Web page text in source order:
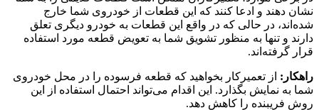
نشان دهند و ادعا کنند که این قطعات از خودروی شما خارج
شده‌اند، در حالی که در واقع این قطعات به خودرو دیگری تعلق
دارند و تنها به منظور تشویق شما به تعویض قطعه مورد استفاده
قرار گرفته‌اند.
راهکار: از تعمیرکار بخواهید که قطعه فرسوده را در محل خودروی
شما به نمایش بگذارد. این اقدام می‌تواند احتمال استفاده از این
روش فریبنده را کاهش دهد.